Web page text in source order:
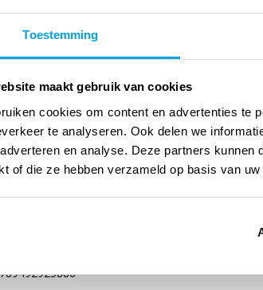
Toestemming
maakt gebruik van cookies
cookies om content en advertenties te
te analyseren. Ook delen we
en analyse. Deze partners
of die ze hebben verzameld op basis van
Israel Dilemma